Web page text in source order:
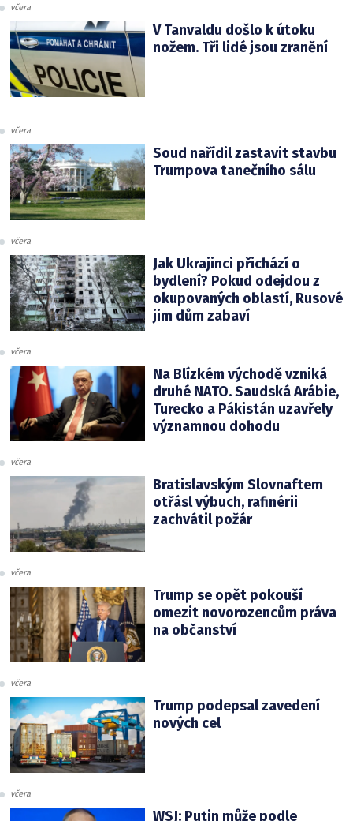
včera
V Tanvaldu došlo k útoku
nožem. Tři lidé jsou zranění
včera
Soud nařídil zastavit stavbu
Trumpova tanečního sálu
včera
Jak Ukrajinci přichází o
bydlení? Pokud odejdou z
okupovaných oblastí, Rusové
jim dům zabaví
včera
Na Blízkém východě vzniká
druhé NATO. Saudská Arábie,
Turecko a Pákistán uzavřely
významnou dohodu
včera
Bratislavským Slovnaftem
otřásl výbuch, rafinérii
zachvátil požár
včera
Trump se opět pokouší
omezit novorozencům práva
na občanství
včera
Trump podepsal zavedení
nových cel
včera
WSJ: Putin může podle